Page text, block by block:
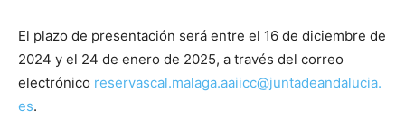
El plazo de presentación será entre el 16 de diciembre de
2024 y el 24 de enero de 2025, a través del correo
electrónico reservascal.malaga.aaiicc@juntadeandalucia.
es.